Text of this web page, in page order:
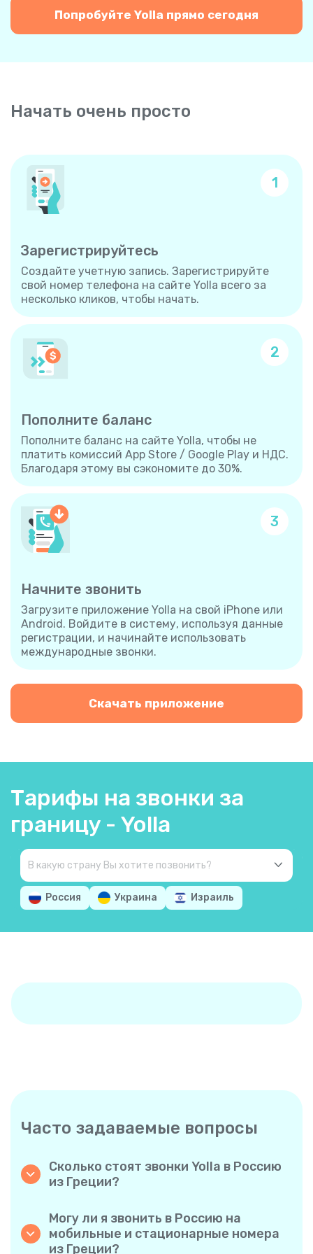
Попробуйте Yolla прямо сегодня
Начать очень просто
1
Зарегистрируйтесь
Создайте учетную запись. Зарегистрируйте
свой номер телефона на сайте Yolla всего за
несколько кликов, чтобы начать.
2
Пополните баланс
Пополните баланс на сайте Yolla, чтобы не
платить комиссий App Store / Google Play и НДС.
Благодаря этому вы сэкономите до 30%.
3
Начните звонить
Загрузите приложение Yolla на свой iPhone или
Android. Войдите в систему, используя данные
регистрации, и начинайте использовать
международные звонки.
Скачать приложение
Тарифы на звонки за
границу - Yolla
Россия Украина Израиль
Часто задаваемые вопросы
Сколько стоят звонки Yolla в Россию
из Греции?
актуальными тарифами в приложении —
никаких скрытых комиссий, никаких
Могу ли я звонить в Россию на
мобильные и стационарные номера
из Греции?